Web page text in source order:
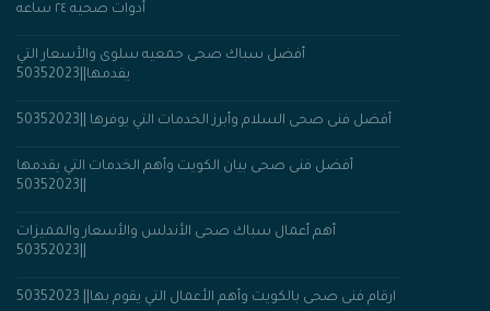
أدوات صحيه ٢٤ ساعه
أفضل سباك صحى جمعيه سلوى والأسعار التي
يقدمها||50352023
أفضل فنى صحى السلام وأبرز الخدمات التي يوفرها ||50352023
أفضل فنى صحى بيان الكويت وأهم الخدمات التي يقدمها
أهم أعمال سباك صحى الأندلس والأسعار والمميزات
50352023 ||ارقام فنى صحى بالكويت وأهم الأعمال التي يقوم بها